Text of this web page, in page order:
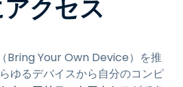
クセス
Bring Your Own Device）を推
ゆるデバイスから自分のコンピ